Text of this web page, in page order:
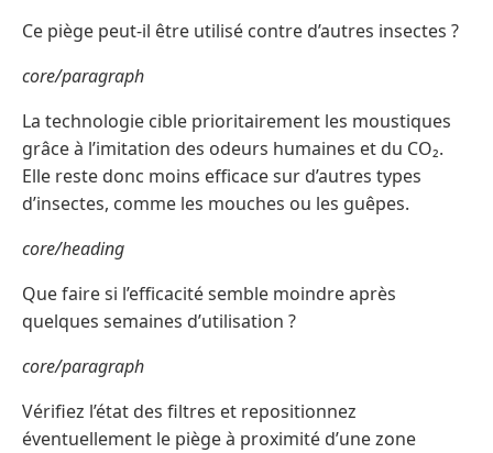
Ce piège peut-il être utilisé contre d’autres insectes ?
core/paragraph
La technologie cible prioritairement les moustiques
grâce à l’imitation des odeurs humaines et du CO₂.
Elle reste donc moins efficace sur d’autres types
d’insectes, comme les mouches ou les guêpes.
core/heading
Que faire si l’efficacité semble moindre après
quelques semaines d’utilisation ?
core/paragraph
Vérifiez l’état des filtres et repositionnez
éventuellement le piège à proximité d’une zone